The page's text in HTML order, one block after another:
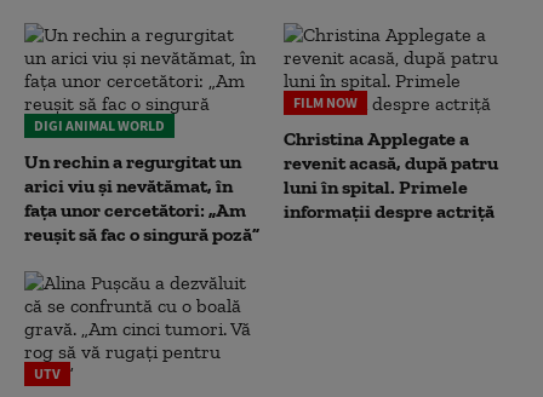
DIGI ANIMAL WORLD
Un rechin a regurgitat un
arici viu și nevătămat, în
fața unor cercetători: „Am
reușit să fac o singură poză”
FILM NOW
Christina Applegate a
revenit acasă, după patru
luni în spital. Primele
informații despre actriță
UTV